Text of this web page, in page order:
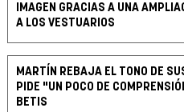
IMAGEN GRACIAS A UNA
A LOS VESTUARIOS
MARTÍN REBAJA EL TONO DE
PIDE "UN POCO DE
BETIS